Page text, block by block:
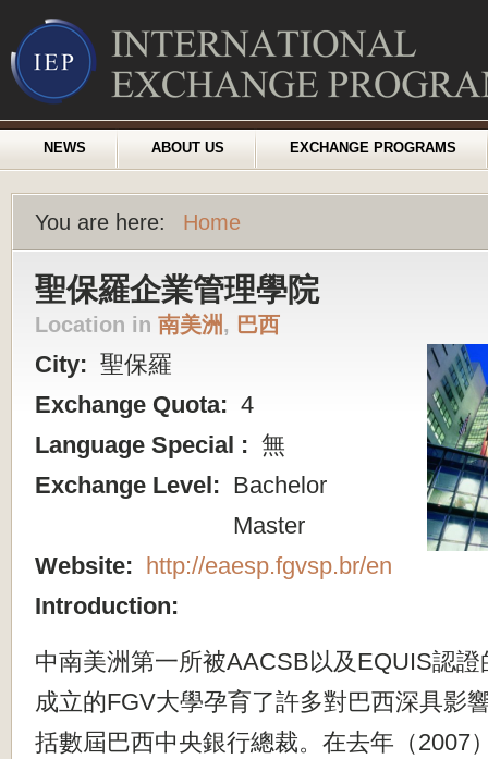
NEWS ABOUT US EXCHANGE PROGRAMS
You are here: Home
聖保羅企業管理學院
Location in 南美洲, 巴西
City: 聖保羅
Exchange Quota: 4
Language Special : 無
Exchange Level: Bachelor
Master
Website: http://eaesp.fgvsp.br/en
Introduction:
中南美洲第一所被AACSB以及EQUIS認
成立的FGV大學孕育了許多對巴西深具影
括數屆巴西中央銀行總裁。在去年（2007